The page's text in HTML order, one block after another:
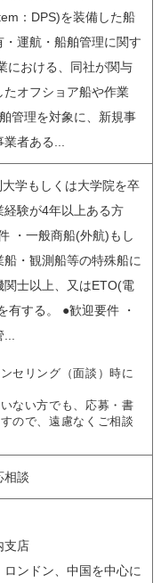
：DPS)を装備した船
運航・船舶管理に関す
における、同社が関与
オフショア船や作業
管理を対象に、新規事
者ある...
学もしくは大学院を卒
験が4年以上ある方
・一般商船(外航)もし
・観測船等の特殊船に
士以上、又はETO(電
有する。 ●歓迎要件 ・
セリング（面談）時に
ない方でも、応募・書
ので、遠慮なくご相談
相談
支店
ンドン、中国を中心に